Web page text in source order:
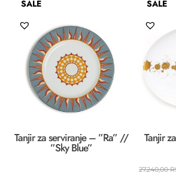
SALE
Tanjir za serviranje – ”Ra” //
”Sky Blue”
SALE
Tanjir
27.240,00